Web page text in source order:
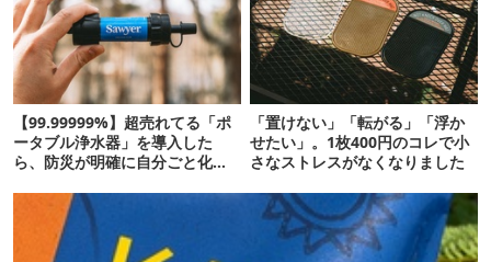
【99.99999%】超売れてる「ポ
ータブル浄水器」を導入した
ら、防災が明確に自分ごと化し
「置けない」「転がる」「浮か
せたい」。1枚400円のコレで小
さなストレスがなくなりました